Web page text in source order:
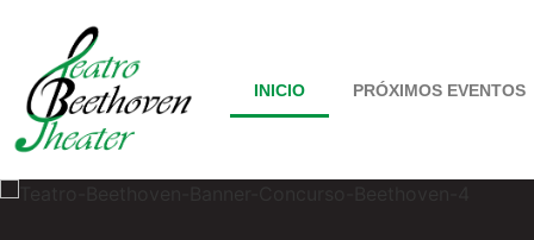
INICIO PRÓXIMOS EVENTOS